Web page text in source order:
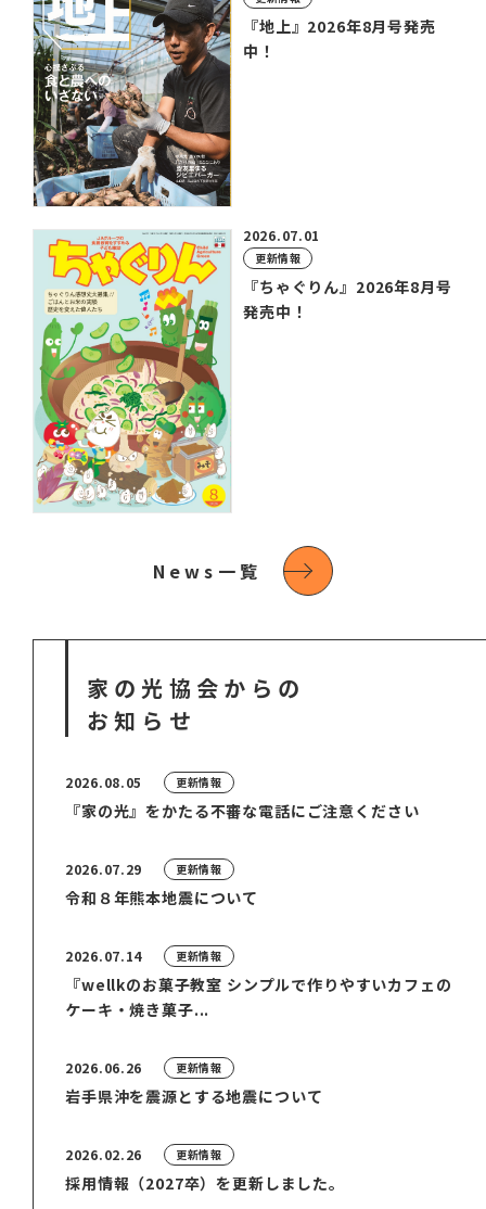
『地上』2026年8月号発売
中！
2026.07.01
更新情報
『ちゃぐりん』2026年8月号
発売中！
News一覧
家の光協会 からの
お知らせ
2026.08.05 更新情報
『家の光』をかたる不審な電話にご注意ください
2026.07.29 更新情報
令和８年熊本地震について
2026.07.14 更新情報
『wellkのお菓子教室 シンプルで作りやすいカフェの
ケーキ・焼き菓子...
2026.06.26 更新情報
岩手県沖を震源とする地震について
2026.02.26 更新情報
採用情報（2027卒）を更新しました。